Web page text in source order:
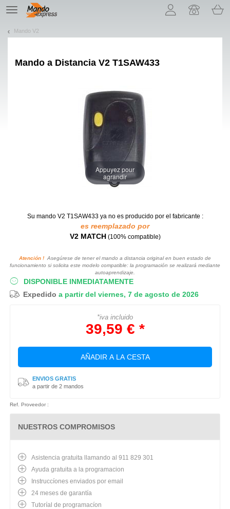
TE
navigation
Mando V2
Mando a Distancia V2 T1SAW433
Appuyez pour
agrandir
Su mando V2 T1SAW433 ya no es producido por el fabricante :
es reemplazado por
V2 MATCH (100% compatible)
Atención ! Asegúrese de tener el mando a distancia original en buen estado de
funcionamiento si solicita este modelo compatible: la programación se realizará mediante
autoaprendizaje.
DISPONIBLE INMEDIATAMENTE
Expedido a partir del viernes, 7 de agosto de 2026
*iva incluido
39,59 € *
AÑADIR A LA CESTA
ENVIOS GRATIS
a partir de 2 mandos
Ref. Proveedor :
NUESTROS COMPROMISOS
Asistencia gratuita llamando al 911 829 301
Ayuda gratuita a la programacion
Instruccíones enviados por email
24 meses de garantía
Tutoríal de programacíon
¡Permítenos presentarte nuestras cookies!